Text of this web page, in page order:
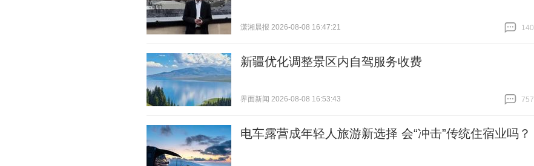
潇湘晨报 2026-08-08 16:47:21
140
新疆优化调整景区内自驾服务收费
界面新闻 2026-08-08 16:53:43
757
电车露营成年轻人旅游新选择 会“冲击”传统住宿业吗？